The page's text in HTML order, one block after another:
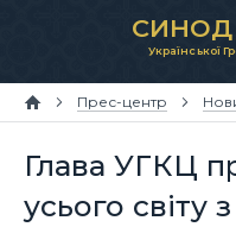
СИНОД
Української
Прес-центр
Глава УГКЦ
усього світу